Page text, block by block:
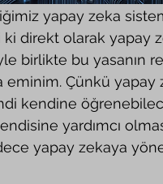
yapay zeka
ki direkt olarak yapay
birlikte bu yasanın
eminim. Çünkü
kendine
yardımcı
yapay zekaya